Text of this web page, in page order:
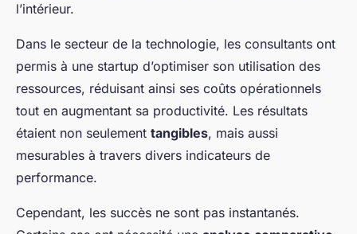
l’intérieur.
Dans le secteur de la technologie, les consultants ont
permis à une startup d’optimiser son utilisation des
ressources, réduisant ainsi ses coûts opérationnels
tout en augmentant sa productivité. Les résultats
étaient non seulement tangibles, mais aussi
mesurables à travers divers indicateurs de
performance.
Cependant, les succès ne sont pas instantanés.